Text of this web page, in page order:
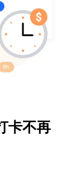
卡不再